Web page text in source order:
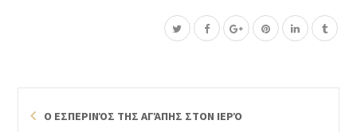
Ο ΕΣΠΕΡΙΝΌΣ ΤΗΣ ΑΓΆΠΗΣ ΣΤΟΝ ΙΕΡΌ